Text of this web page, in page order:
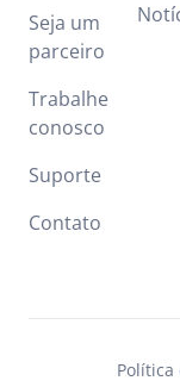
Seja um
parceiro
Trabalhe
conosco
Suporte
Contato
Política